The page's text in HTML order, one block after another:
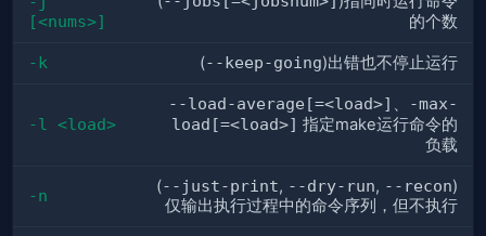
[<nums>]
的个数
-k (--keep-going)出错也不停止运行
-l <load>
--load-average[=<load>] 、
-max-
load[=<load>] 指定make运行命令的
负载
-n (--just-print, --dry-run, --recon)
仅输出执行过程中的命令序列，但不执行